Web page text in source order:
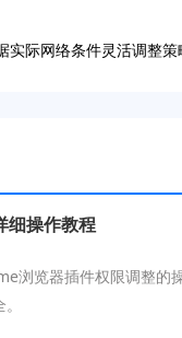
际网络条件灵活调整
细操作教程
浏览器插件权限调整的